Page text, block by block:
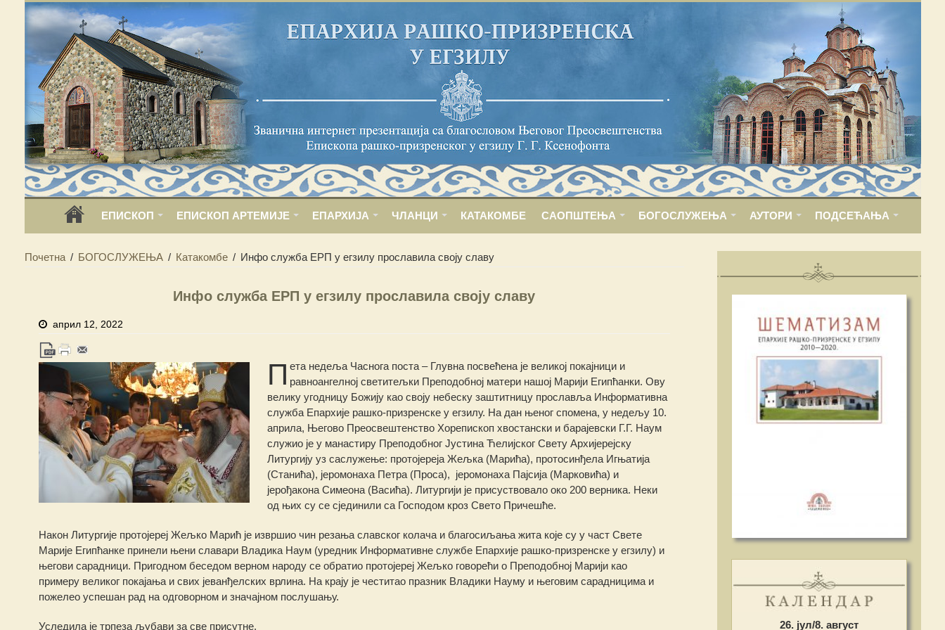
ЕПИСКОП ЕПИСКОП АРТЕМИЈЕ ЕПАРХИЈА ЧЛАНЦИ КАТАКОМБЕ САОПШТЕЊА БОГОСЛУЖЕЊА АУТОРИ ПОДСЕЋАЊА
Почетна / БОГОСЛУЖЕЊА / Катакомбе / Инфо служба ЕРП у егзилу прославила своју славу
Инфо служба ЕРП у егзилу прославила своју славу
април 12, 2022
П ета недеља Часнога поста – Глувна посвећена је великој покајници и
равноангелној светитељки Преподобној матери нашој Марији Египћанки. Ову
велику угодницу Божију као своју небеску заштитницу прославља Информативна
служба Епархије рашко-призренске у егзилу. На дан њеног спомена, у недељу 10.
априла, Његово Преосвештенство Хорепископ хвостански и барајевски Г.Г. Наум
служио је у манастиру Преподобног Јустина Ћелијског Свету Архијерејску
Литургију уз саслужење: протојереја Жељка (Марића), протосинђела Игњатија
(Станића), јеромонаха Петра (Проса), јеромонаха Пајсија (Марковића) и
јерођакона Симеона (Васића). Литургији је присуствовало окo 200 верника. Неки
од њих су се сјединили са Господом кроз Свето Причешће.
Након Литургије протојереј Жељко Марић је извршио чин резања славског колача и благосиљања жита које су у част Свете
Марије Египћанке принели њени славари Владика Наум (уредник Информативне службе Епархије рашко-призренске у егзилу) и
његови сарадници. Пригодном беседом верном народу се обратио протојереј Жељко говорећи о Преподобној Марији као
примеру великог покајања и свих јеванђелских врлина. На крају је честитао празник Владики Науму и његовим сарадницима и
пожелео успешан рад на одговорном и значајном послушању.
Уследила је трпеза љубави за све присутне. 26. јул/8. август